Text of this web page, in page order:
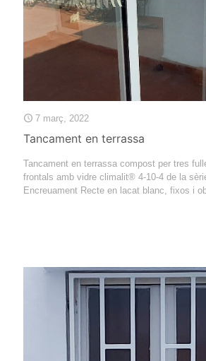
7 març, 2022
Tancament en terrassa
Tancament en terrassa compost per tres
frontals amb vidre climalit® 4-10-4 de la
Encreuament Recte en lacat blanc, fixos i